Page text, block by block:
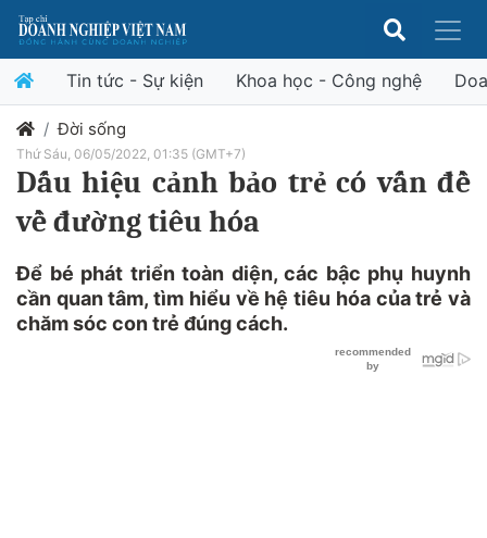
Tin tức - Sự kiện Khoa học - Công nghệ
Đời sống
Thứ Sáu, 06/05/2022, 01:35 (GMT+7)
Dấu hiệu cảnh bảo trẻ có vấn đề
về đường tiêu hóa
Để bé phát triển toàn diện, các bậc phụ huynh
cần quan tâm, tìm hiểu về hệ tiêu hóa của trẻ và
chăm sóc con trẻ đúng cách.